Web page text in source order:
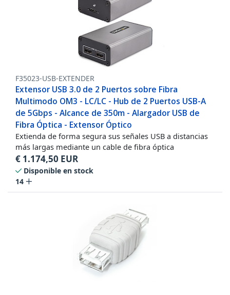
F35023-USB-EXTENDER
Extensor USB 3.0 de 2 Puertos sobre Fibra
Multimodo OM3 - LC/LC - Hub de 2 Puertos USB-A
de 5Gbps - Alcance de 350m - Alargador USB de
Fibra Óptica - Extensor Óptico
Extienda de forma segura sus señales USB a distancias
más largas mediante un cable de fibra óptica
€ 1.174,50 EUR
Disponible en stock
14